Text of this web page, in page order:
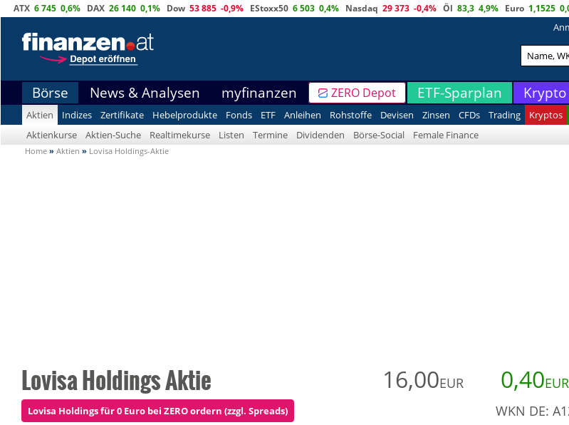
ATX 6 745 0,6% DAX 26 140 0,1% Dow 53 885 -0,9% EStoxx50 6 503 0,4% Nasdaq 29 373 -0,4% Öl 83,3 4,9% Euro 1,1525
Börse News & Analysen myfinanzen ZERO Depot ETF-Sparplan
Aktien Indizes Zertifikate Hebelprodukte Fonds ETF Anleihen Rohstoffe Devisen Zinsen CFDs Trading Kryptos
Aktienkurse
Aktien-Suche Realtimekurse Listen Termine Dividenden Börse-Social Female Finance
Home » Aktien » Lovisa Holdings-Aktie
Lovisa Holdings Aktie 16,00EUR 0,40EUR
Lovisa Holdings für 0 Euro bei ZERO ordern (zzgl. Spreads) WKN DE: